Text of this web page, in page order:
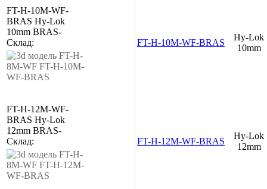
FT-H-10M-WF-
BRAS Hy-Lok
10mm BRAS-
Склад:
FT-H-10M-WF-BRAS
Hy-Lok
10mm
FT-H-12M-WF-
BRAS Hy-Lok
12mm BRAS-
Склад:
FT-H-12M-WF-BRAS
Hy-Lok
12mm